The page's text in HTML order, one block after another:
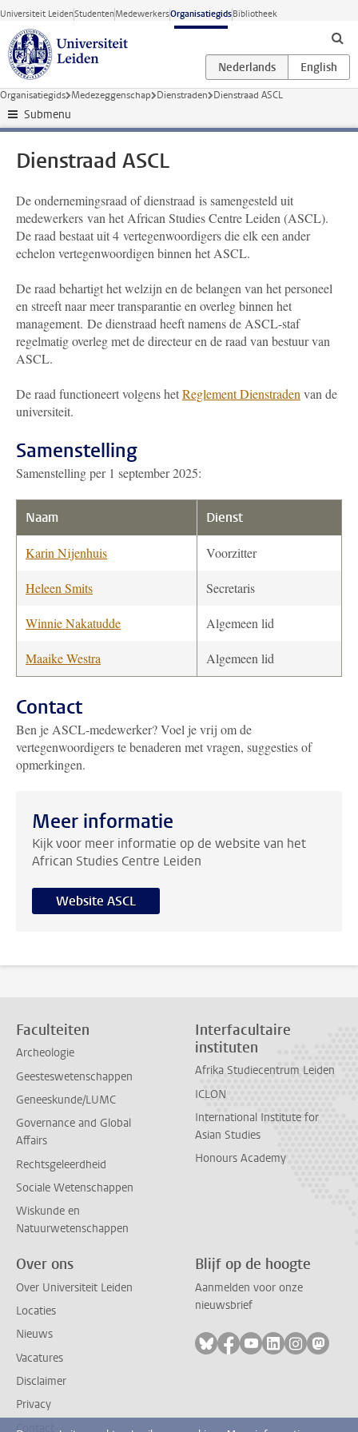
Ga direct naar de inhoud
Universiteit LeidenStudentenMedewerkersOrganisatiegidsBibliotheek
Organisatiegids Medezeggenschap Dienstraden Dienstraad ASCL
Submenu
Dienstraad ASCL
De ondernemingsraad of dienstraad is samengesteld uit
medewerkers van het African Studies Centre Leiden (ASCL).
De raad bestaat uit 4 vertegenwoordigers die elk een ander
echelon vertegenwoordigen binnen het ASCL.
De raad behartigt het welzijn en de belangen van het personeel
en streeft naar meer transparantie en overleg binnen het
management. De dienstraad heeft namens de ASCL-staf
regelmatig overleg met de directeur en de raad van bestuur van
ASCL.
De raad functioneert volgens hetReglement Dienstraden van de
universiteit.
Samenstelling
Samenstelling per 1 september 2025:
Naam Dienst
Karin Nijenhuis Voorzitter
Heleen Smits Secretaris
Winnie Nakatudde Algemeen lid
Maaike Westra Algemeen lid
Contact
Ben je ASCL-medewerker? Voel je vrij om de
vertegenwoordigers te benaderen met vragen, suggesties of
opmerkingen.
Meer informatie
Kijk voor meer informatie op de website van het
African Studies Centre Leiden
Website ASCL
Faculteiten
Archeologie
Geesteswetenschappen
Geneeskunde/LUMC
Governance and Global
Affairs
Rechtsgeleerdheid
Sociale Wetenschappen
Wiskunde en
Natuurwetenschappen
Interfacultaire
instituten
Afrika Studiecentrum Leiden
ICLON
International Institute for
Asian Studies
Honours Academy
Over ons
Over Universiteit Leiden
Locaties
Nieuws
Vacatures
Disclaimer
Privacy
Contact
Blijf op de hoogte
Aanmelden voor onze
nieuwsbrief
Volg ons op bluesky
Volg ons op facebook
Volg ons op
Volg ons op
Volg ons
Volg